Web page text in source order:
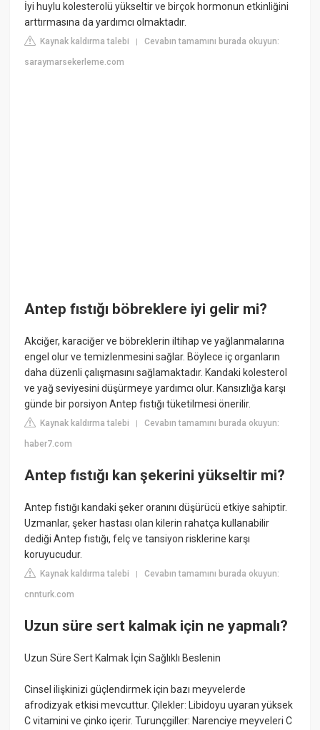
İyi huylu kolesterolü yükseltir ve birçok hormonun etkinliğini
arttırmasına da yardımcı olmaktadır.
Kaynak kaldırma talebi |Cevabın tamamını burada okuyun:
saraymarsekerleme.com
Antep fıstığı böbreklere iyi gelir mi?
Akciğer, karaciğer ve böbreklerin iltihap ve yağlanmalarına
engel olur ve temizlenmesini sağlar. Böylece iç organların
daha düzenli çalışmasını sağlamaktadır. Kandaki kolesterol
ve yağ seviyesini düşürmeye yardımcı olur. Kansızlığa karşı
günde bir porsiyon Antep fıstığı tüketilmesi önerilir.
Kaynak kaldırma talebi |Cevabın tamamını burada okuyun:
haber7.com
Antep fıstığı kan şekerini yükseltir mi?
Antep fıstığı kandaki şeker oranını düşürücü etkiye sahiptir.
Uzmanlar, şeker hastası olan kilerin rahatça kullanabilir
dediği Antep fıstığı, felç ve tansiyon risklerine karşı
koruyucudur.
Kaynak kaldırma talebi |Cevabın tamamını burada okuyun:
cnnturk.com
Uzun süre sert kalmak için ne yapmalı?
Uzun Süre Sert Kalmak İçin Sağlıklı Beslenin
Cinsel ilişkinizi güçlendirmek için bazı meyvelerde
afrodizyak etkisi mevcuttur. Çilekler: Libidoyu uyaran yüksek
C vitamini ve çinko içerir. Turunçgiller: Narenciye meyveleri C